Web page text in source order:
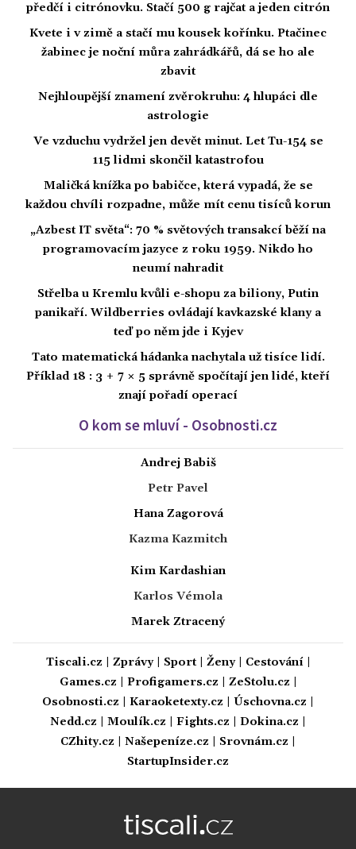
předčí i citrónovku. Stačí 500 g rajčat a jeden citrón
Kvete i v zimě a stačí mu kousek kořínku. Ptačinec
žabinec je noční můra zahrádkářů, dá se ho ale
zbavit
Nejhloupější znamení zvěrokruhu: 4 hlupáci dle
astrologie
Ve vzduchu vydržel jen devět minut. Let Tu-154 se
115 lidmi skončil katastrofou
Maličká knížka po babičce, která vypadá, že se
každou chvíli rozpadne, může mít cenu tisíců korun
„Azbest IT světa“: 70 % světových transakcí běží na
programovacím jazyce z roku 1959. Nikdo ho
neumí nahradit
Střelba u Kremlu kvůli e-shopu za biliony, Putin
panikaří. Wildberries ovládají kavkazské klany a
teď po něm jde i Kyjev
Tato matematická hádanka nachytala už tisíce lidí.
Příklad 18 : 3 + 7 × 5 správně spočítají jen lidé, kteří
znají pořadí operací
O kom se mluví - Osobnosti.cz
Andrej Babiš
Petr Pavel
Hana Zagorová
Kazma Kazmitch
Kim Kardashian
Karlos Vémola
Marek Ztracený
Tiscali.cz Zprávy| Sport| Ženy| Cestování|
Games.cz
Profigamers.cz ZeStolu.cz
Osobnosti.cz
Karaoketexty.cz Úschovna.cz
Nedd.cz
Moulík.cz Fights.cz Dokina.cz
CZhity.cz
Našepeníze.cz Srovnám.cz
StartupInsider.cz